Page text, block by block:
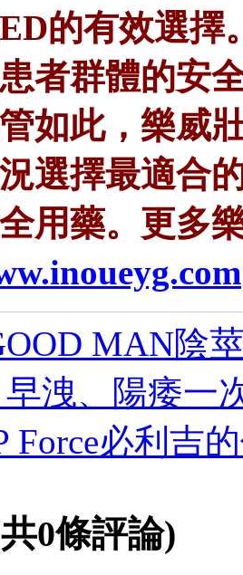
ED的有效選擇
者群體的安
如此，樂威
選擇最適合
用藥。更多
MAN陰
洩、陽痿一
Force必利吉
0條評論)